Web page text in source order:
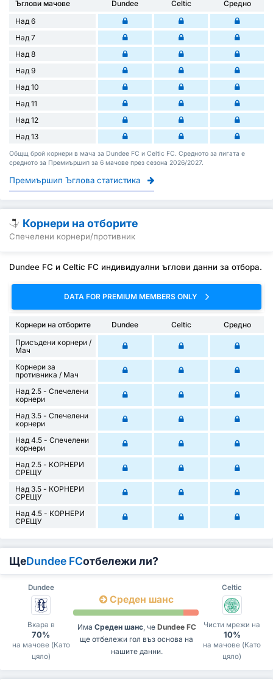
Ъглови мачове Dundee Celtic
Средно
Над 6
Над 7
Над 8
Над 9
Над 10
Над 11
Над 12
Над 13
Общщ брой корнери в мача за Dundee FC и Celtic FC. Средното за лигата е
средното за Премиършип за 6 мачове през сезона 2026/2027.
Премиършип Ъглова статистика
Корнери на отборите
Спечелени корнери/противник
Dundee FC и Celtic FC индивидуални ъглови данни за отбора.
DATA FOR PREMIUM MEMBERS ONLY
Корнери на отборите Dundee Celtic
Средно
Присъдени корнери /
Mач
Корнери за
противника / Мач
Над 2.5 - Спечелени
корнери
Над 3.5 - Спечелени
корнери
Над 4.5 - Спечелени
корнери
Над 2.5 - КОРНЕРИ
СРЕЩУ
Над 3.5 - КОРНЕРИ
СРЕЩУ
Над 4.5 - КОРНЕРИ
СРЕЩУ
ЩеDundee FCотбележи ли?
Dundee Celtic
Вкара в
70%
на мачове (Като
цяло)
Среден шанс
Има Среден шанс, че Dundee FC
ще отбележи гол въз основа на
нашите данни.
Чисти мрежи на
10%
на мачове (Като
цяло)